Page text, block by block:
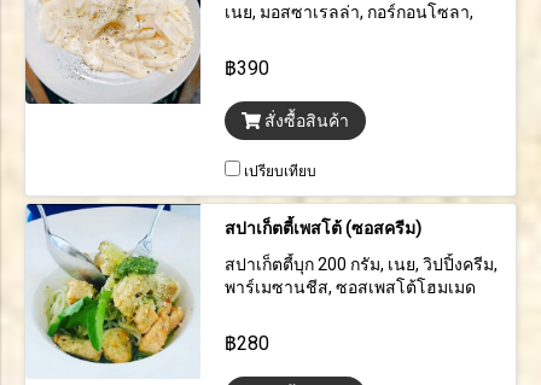
เนย, มอสซาเรลล่า, กอร์กอนโซลา,
฿390
สั่งซื้อสินค้า
เปรียบเทียบ
สปาเก็ตตี้เพสโต้ (ซอสครีม)
สปาเก็ตตี้บุก 200 กรัม, เนย, วิปปิ้งครีม,
พาร์เมซานชีส, ซอสเพสโต้โฮมเมด
฿280